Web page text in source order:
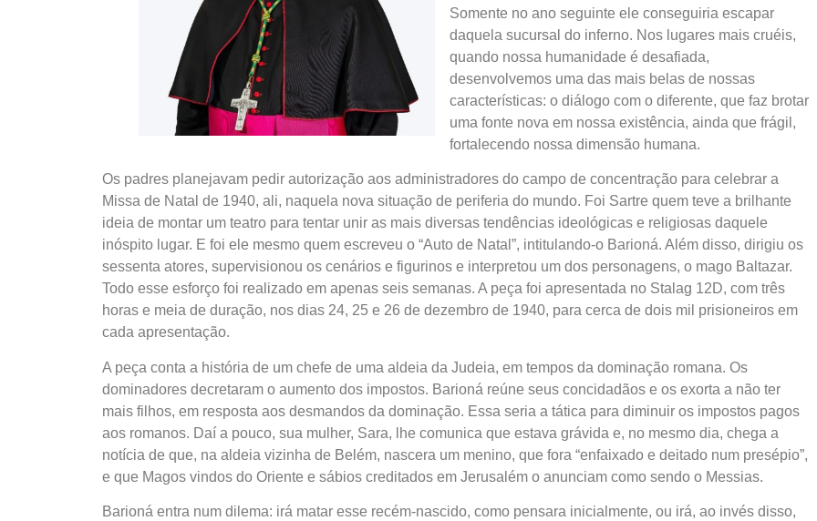
Somente no ano seguinte ele conseguiria escapar
daquela sucursal do inferno. Nos lugares mais cruéis,
quando nossa humanidade é desafiada,
desenvolvemos uma das mais belas de nossas
características: o diálogo com o diferente, que faz brotar
uma fonte nova em nossa existência, ainda que frágil,
fortalecendo nossa dimensão humana.
Os padres planejavam pedir autorização aos administradores do campo de concentração para celebrar a
Missa de Natal de 1940, ali, naquela nova situação de periferia do mundo. Foi Sartre quem teve a brilhante
ideia de montar um teatro para tentar unir as mais diversas tendências ideológicas e religiosas daquele
inóspito lugar. E foi ele mesmo quem escreveu o “Auto de Natal”, intitulando-o Barioná. Além disso, dirigiu os
sessenta atores, supervisionou os cenários e figurinos e interpretou um dos personagens, o mago Baltazar.
Todo esse esforço foi realizado em apenas seis semanas. A peça foi apresentada no Stalag 12D, com três
horas e meia de duração, nos dias 24, 25 e 26 de dezembro de 1940, para cerca de dois mil prisioneiros em
cada apresentação.
A peça conta a história de um chefe de uma aldeia da Judeia, em tempos da dominação romana. Os
dominadores decretaram o aumento dos impostos. Barioná reúne seus concidadãos e os exorta a não ter
mais filhos, em resposta aos desmandos da dominação. Essa seria a tática para diminuir os impostos pagos
aos romanos. Daí a pouco, sua mulher, Sara, lhe comunica que estava grávida e, no mesmo dia, chega a
notícia de que, na aldeia vizinha de Belém, nascera um menino, que fora “enfaixado e deitado num presépio”,
e que Magos vindos do Oriente e sábios creditados em Jerusalém o anunciam como sendo o Messias.
Barioná entra num dilema: irá matar esse recém-nascido, como pensara inicialmente, ou irá, ao invés disso,